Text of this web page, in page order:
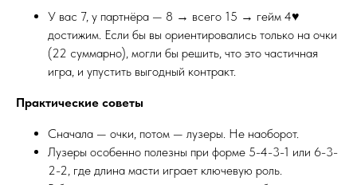
У вас 7, у партнёра — 8 → всего 15 → гейм 4♥
достижим. Если бы вы ориентировались только на очки
(22 суммарно), могли бы решить, что это частичная
игра, и упустить выгодный контракт.
Практические советы
Сначала — очки, потом — лузеры. Не наоборот.
Лузеры особенно полезны при форме 5-4-3-1 или 6-3-
2-2, где длина масти играет ключевую роль.